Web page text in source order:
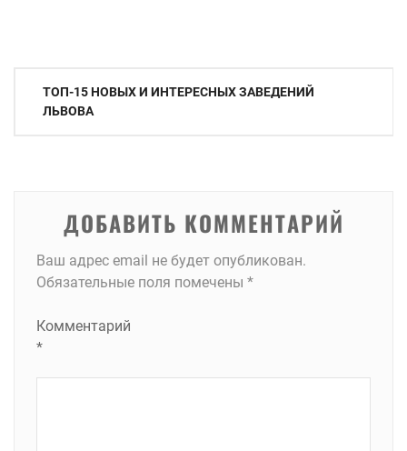
Навигация
ТОП-15 НОВЫХ И ИНТЕРЕСНЫХ ЗАВЕДЕНИЙ
ЛЬВОВА
ДОБАВИТЬ КОММЕНТАРИЙ
Ваш адрес email не будет опубликован.
Обязательные поля помечены *
Комментарий
*